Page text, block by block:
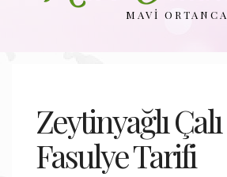
MAVI ORTANCA
Zeytinyağlı Çalı
Fasulye Tarifi